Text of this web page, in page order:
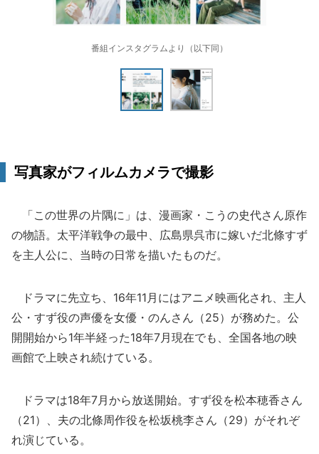
番組インスタグラムより（以下同）
写真家がフィルムカメラで撮影
「この世界の片隅に」は、漫画家・こうの史代さん原作
の物語。太平洋戦争の最中、広島県呉市に嫁いだ北條すず
を主人公に、当時の日常を描いたものだ。
ドラマに先立ち、16年11月にはアニメ映画化され、主人
公・すず役の声優を女優・のんさん（25）が務めた。公
開開始から1年半経った18年7月現在でも、全国各地の映
画館で上映され続けている。
ドラマは18年7月から放送開始。すず役を松本穂香さん
（21）、夫の北條周作役を松坂桃李さん（29）がそれぞ
れ演じている。